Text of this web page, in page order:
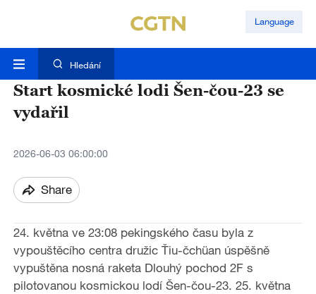
Language
Hledání
Start kosmické lodi Šen-čou-23 se
vydařil
2026-06-03 06:00:00
Share
24. května ve 23:08 pekingského času byla z
vypouštěcího centra družic Ťiu-čchüan úspěšně
vypuštěna nosná raketa Dlouhý pochod 2F s
pilotovanou kosmickou lodí Šen-čou-23. 25. května